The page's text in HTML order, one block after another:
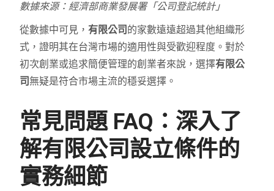
數據來源：經濟部商業發展署「公司登記統計」
從數據中可見，有限公司 的家數遠遠超過其他組織形
式，證明其在台灣市場的適用性與受歡迎程度。對於
初次創業或追求簡便管理的創業者來說，選擇有限公
司 無疑是符合市場主流的穩妥選擇。
常見問題 FAQ：深入了
解有限公司設立條件的
實務細節